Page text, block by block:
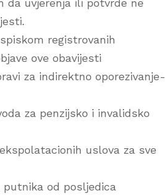
da uvjerenja ili potvrde ne
registrovanih
ove obavijesti
za indirektno oporezivanje-
za penzijsko i invalidsko
uslova za sve
putnika od posljedica